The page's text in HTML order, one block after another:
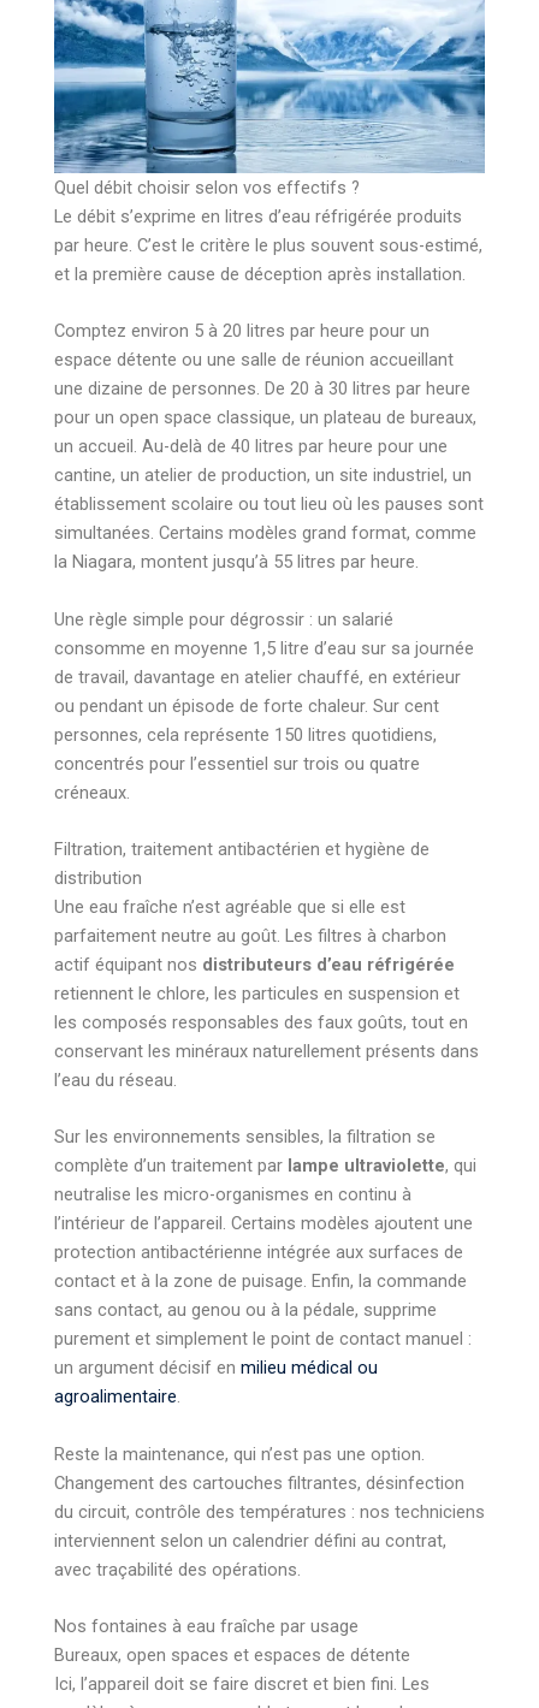
Quel débit choisir selon vos effectifs ?
Le débit s’exprime en litres d’eau réfrigérée produits
par heure. C’est le critère le plus souvent sous-estimé,
et la première cause de déception après installation.
Comptez environ 5 à 20 litres par heure pour un
espace détente ou une salle de réunion accueillant
une dizaine de personnes. De 20 à 30 litres par heure
pour un open space classique, un plateau de bureaux,
un accueil. Au-delà de 40 litres par heure pour une
cantine, un atelier de production, un site industriel, un
établissement scolaire ou tout lieu où les pauses sont
simultanées. Certains modèles grand format, comme
la Niagara, montent jusqu’à 55 litres par heure.
Une règle simple pour dégrossir : un salarié
consomme en moyenne 1,5 litre d’eau sur sa journée
de travail, davantage en atelier chauffé, en extérieur
ou pendant un épisode de forte chaleur. Sur cent
personnes, cela représente 150 litres quotidiens,
concentrés pour l’essentiel sur trois ou quatre
créneaux.
Filtration, traitement antibactérien et hygiène de
distribution
Une eau fraîche n’est agréable que si elle est
parfaitement neutre au goût. Les filtres à charbon
actif équipant nos distributeurs d’eau réfrigérée
retiennent le chlore, les particules en suspension et
les composés responsables des faux goûts, tout en
conservant les minéraux naturellement présents dans
l’eau du réseau.
Sur les environnements sensibles, la filtration se
complète d’un traitement par lampe ultraviolette, qui
neutralise les micro-organismes en continu à
l’intérieur de l’appareil. Certains modèles ajoutent une
protection antibactérienne intégrée aux surfaces de
contact et à la zone de puisage. Enfin, la commande
sans contact, au genou ou à la pédale, supprime
purement et simplement le point de contact manuel :
un argument décisif en milieu médical ou
agroalimentaire.
Reste la maintenance, qui n’est pas une option.
Changement des cartouches filtrantes, désinfection
du circuit, contrôle des températures : nos techniciens
interviennent selon un calendrier défini au contrat,
avec traçabilité des opérations.
Nos fontaines à eau fraîche par usage
Bureaux, open spaces et espaces de détente
Ici, l’appareil doit se faire discret et bien fini. Les